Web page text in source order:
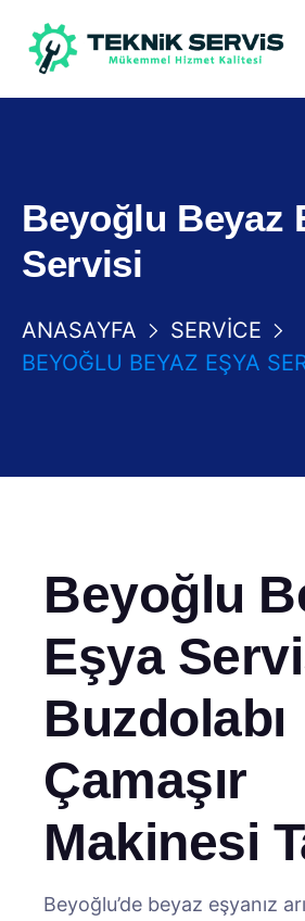
Beyoğlu Beyaz
Servisi
ANASAYFA
SERVICE
BEYOĞLU BEYAZ EŞYA
Beyoğlu
Eşya
Buzdolabı
Çamaşır
Makinesi
Beyoğlu’de beyaz eşyanız